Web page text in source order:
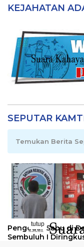
KEJAHATAN
SEPUTAR
Temukan Berita
Pengedar Sabu di
Sembuluh I
tutup
..........